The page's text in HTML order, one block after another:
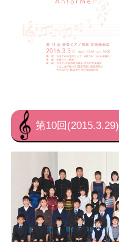
第10回(2015.3.29)